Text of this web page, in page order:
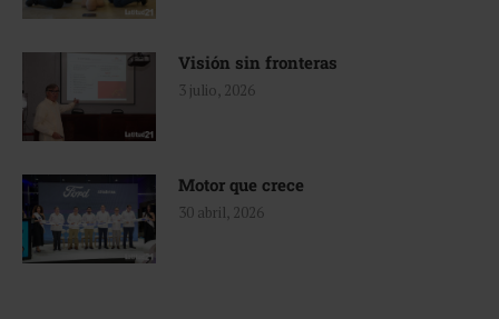
Visión sin fronteras
3 julio, 2026
Motor que crece
30 abril, 2026